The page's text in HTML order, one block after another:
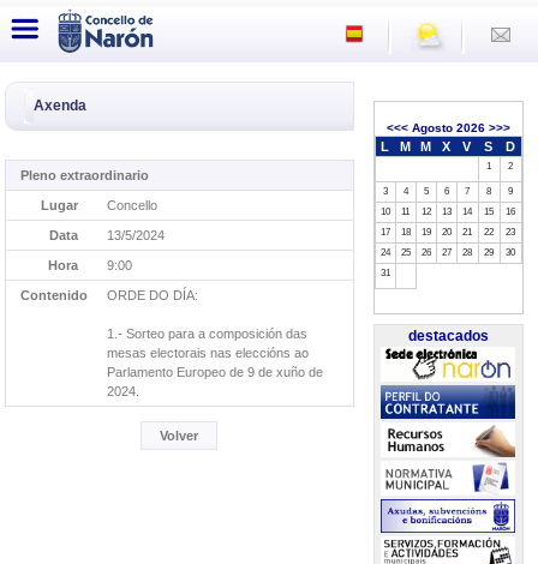
Axenda
Pleno extraordinario
Lugar Concello
Data 13/5/2024
Hora 9:00
Contenido ORDE DO DÍA:
1.- Sorteo para a composición das
mesas electorais nas eleccións ao
Parlamento Europeo de 9 de xuño de
2024.
Volver
<<<Agosto 2026 >>>
L M M X V S D
1 2
3 4 5 6 7 8
9
10
11 12 13 14 15
16
17
18 19 20 21 22
23
24
25 26 27 28 29
30
31
destacados